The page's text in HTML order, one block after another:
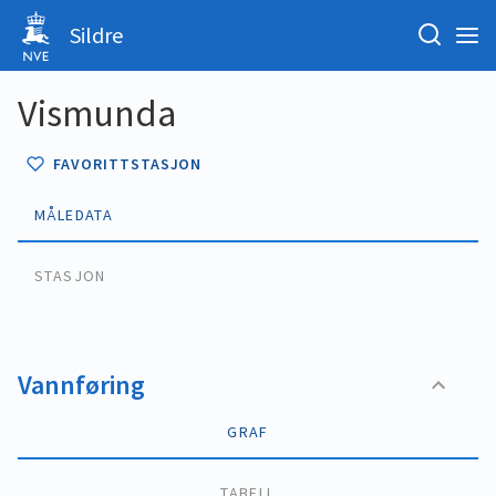
Sildre
Vismunda
FAVORITTSTASJON
MÅLEDATA
STASJON
Vannføring
GRAF